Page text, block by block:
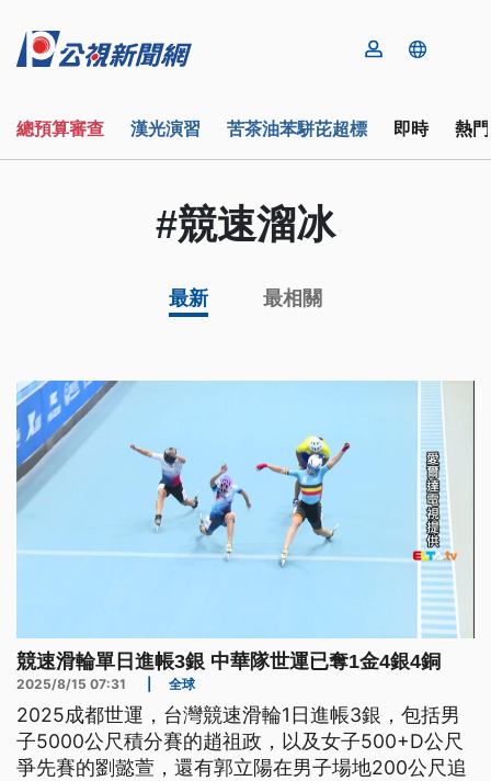
總預算審查 漢光演習 苦茶油苯駢芘超標 即時 熱
#競速溜冰
最新 最相關
競速滑輪單日進帳3銀 中華隊世運已奪1金4銀4銅
2025/8/15 07:31 全球
2025成都世運，台灣競速滑輪1日進帳3銀，包括男
子5000公尺積分賽的趙祖政，以及女子500+D公尺
爭先賽的劉懿萱，還有郭立陽在男子場地200公尺追